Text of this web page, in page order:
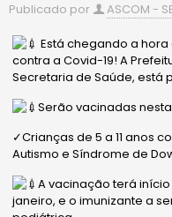
Publicado por ASCOM -
Está chegando a
contra a Covid-19! A
Secretaria de Saúde, está
Serão vacinadas nesta
✓Crianças de 5 a 11 anos
Autismo e Síndrome de
A vacinação terá
janeiro, e o imunizante a